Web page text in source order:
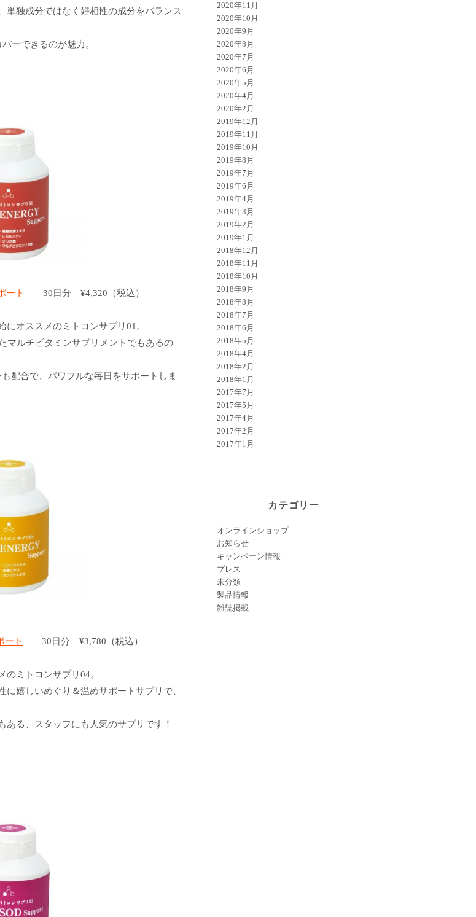
単独成分ではなく好相性の成分をバランス
ーできるのが魅力。
ート 30日分 ¥4,320（税込）
オススメのミトコンサプリ01。
マルチビタミンサプリメントでもあるの
配合で、パワフルな毎日をサポートしま
ート 30日分 ¥3,780（税込）
ミトコンサプリ04。
嬉しいめぐり＆温めサポートサプリで、
る、スタッフにも人気のサプリです！
2020年11月
2020年10月
2020年9月
2020年8月
2020年7月
2020年6月
2020年5月
2020年4月
2020年2月
2019年12月
2019年11月
2019年10月
2019年8月
2019年7月
2019年6月
2019年4月
2019年3月
2019年2月
2019年1月
2018年12月
2018年11月
2018年10月
2018年9月
2018年8月
2018年7月
2018年6月
2018年5月
2018年4月
2018年2月
2018年1月
2017年7月
2017年5月
2017年4月
2017年2月
2017年1月
カテゴリー
オンラインショップ
お知らせ
キャンペーン情報
プレス
未分類
製品情報
雑誌掲載